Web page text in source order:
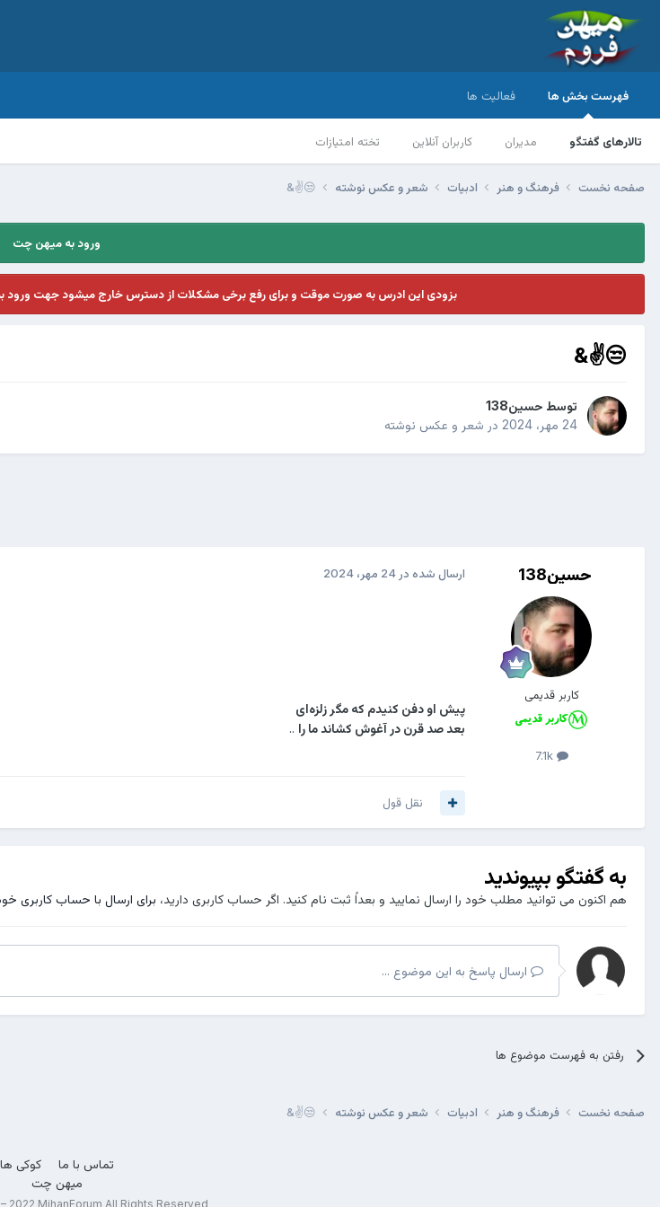
فهرست بخش ها
تالارهای گفتگو مدیران کاربران آنلاین تخته امتیازات
فعالیت ها
صفحه نخست فرهنگ و هنر ادبیات شعر و عکس نوشته 😒✌&
ورود به میهن چت
بزودی این ادرس به صورت موقت و برای رفع برخی مشکلات از دسترس خارج میشود جهت
😒✌&
توسط حسین138
24 مهر، 2024
در شعر و عکس نوشته
حسین138
کاربر قدیمی
7.1k
ارسال شده در 24 مهر، 2024
پیش او دفن کنیدم که مگر زلزه‌ای
بعد صد قرن در آغوش کشاند ما را ..
نقل قول
به گفتگو بپیوندید
هم اکنون می توانید مطلب خود را ارسال نمایید و بعداً ثبت نام کنید. اگر حساب کاربری دارید، برای ارسال با حساب کاربری
ارسال پاسخ به این موضوع ...
رفتن به فهرست موضوع ها
صفحه نخست فرهنگ و هنر ادبیات شعر و عکس نوشته 😒✌&
تماس با ما
کوکی ها
میهن چت
2022 MihanForum All Rights Reserved©